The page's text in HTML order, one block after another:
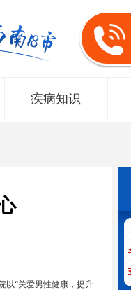
疾病知识
以“关爱男性健康，提升